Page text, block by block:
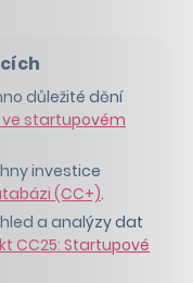
důležité dění
ve startupovém
investice
(CC+).
a analýzy dat
CC25: Startupové